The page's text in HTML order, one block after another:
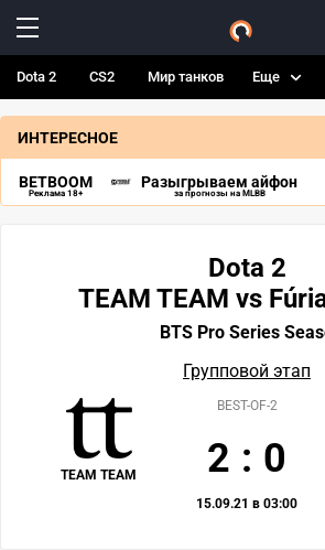
Dota 2 CS2 Мир танков Еще
ИНТЕРЕСНОЕ
BETBOOM
Реклама 18+
Разыгрываем айфон
за прогнозы на MLBB
Dota 2
TEAM TEAM vs
BTS Pro Series
Групповой этап
TEAM TEAM
BEST-OF-2
2 : 0
15.09.21 в 03:00